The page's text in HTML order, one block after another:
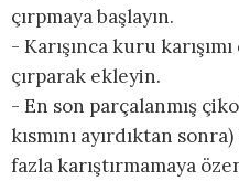
çırpmaya başlayın.
- Karışınca kuru
çırparak ekleyin.
- En son parçalanmış
kısmını ayırdıktan
fazla karıştırmamaya